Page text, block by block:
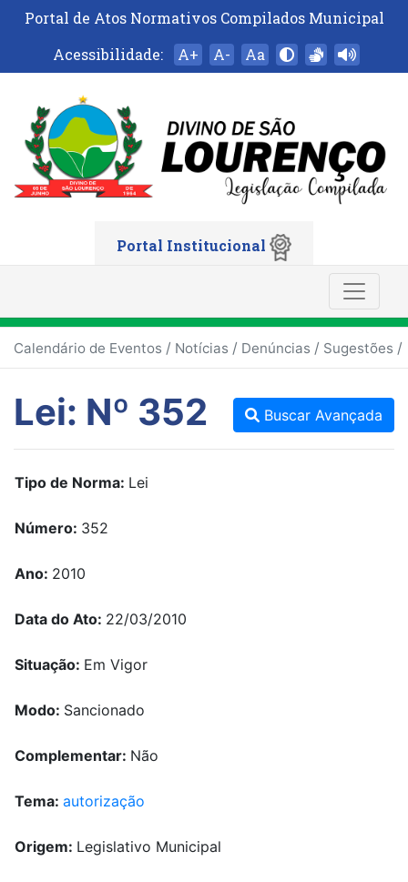
Portal de Atos Normativos Compilados Municipal
Acessibilidade:
A+ A- Aa
Portal Institucional
Calendário de Eventos / Notícias / Denúncias / Sugestões /
Lei: Nº 352 Buscar Avançada
Tipo de Norma: Lei
Número: 352
Ano: 2010
Data do Ato: 22/03/2010
Situação: Em Vigor
Modo: Sancionado
Complementar: Não
Tema: autorização
Origem: Legislativo Municipal